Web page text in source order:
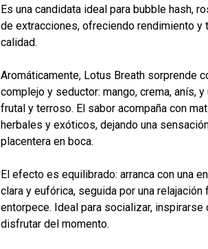
Es una candidata ideal para bubble hash,
de extracciones, ofreciendo rendimiento y
calidad.
Aromáticamente, Lotus Breath sorprende
complejo y seductor: mango, crema, anís,
frutal y terroso. El sabor acompaña con
herbales y exóticos, dejando una
placentera en boca.
El efecto es equilibrado: arranca con una
clara y eufórica, seguida por una relajación
entorpece. Ideal para socializar,
disfrutar del momento.